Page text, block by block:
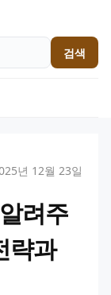
검색
년 12월 23일
려주
략과